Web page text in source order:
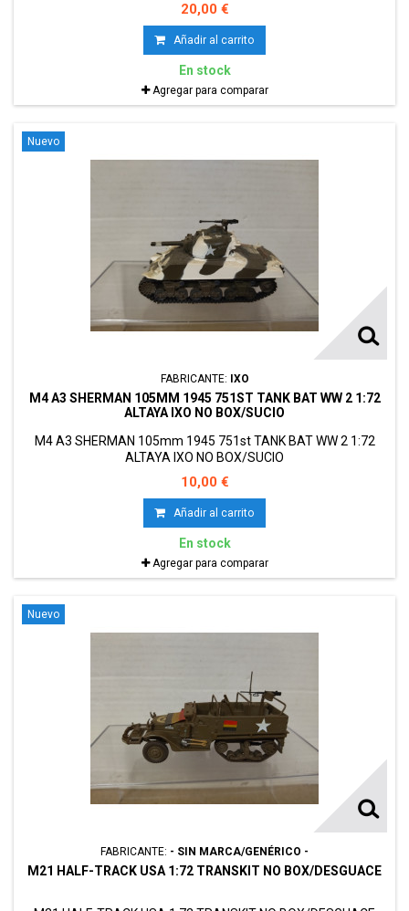
20,00 €
Añadir al carrito
En stock
Agregar para comparar
Nuevo
FABRICANTE: IXO
M4 A3 SHERMAN 105MM 1945 751ST TANK BAT WW 2 1:72
ALTAYA IXO NO BOX/SUCIO
M4 A3 SHERMAN 105mm 1945 751st TANK BAT WW 2 1:72
ALTAYA IXO NO BOX/SUCIO
10,00 €
Añadir al carrito
En stock
Agregar para comparar
Nuevo
FABRICANTE: - SIN MARCA/GENÉRICO -
M21 HALF-TRACK USA 1:72 TRANSKIT NO BOX/DESGUACE